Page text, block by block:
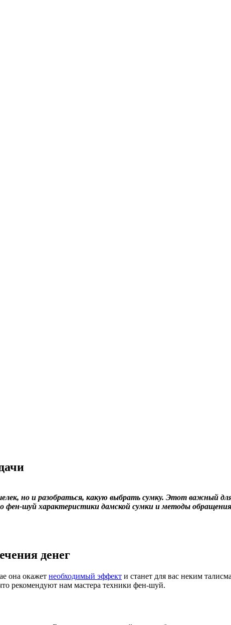
но и разобраться, какую выбрать сумку. Этот важный
фен-шуй характеристики дамской сумки и методы
денег
она окажет необходимый эффект и станет для вас неким
рекомендуют нам мастера техники фен-шуй.